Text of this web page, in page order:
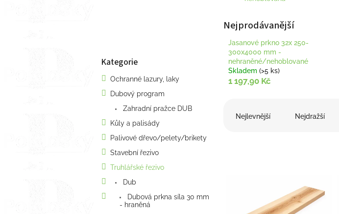
Přeskočit
Kategorie
Ochranné lazury, laky
Dubový program
Zahradní pražce DUB
Kůly a palisády
Palivové dřevo/pelety/brikety
Stavební řezivo
Truhlářské řezivo
Dub
Dubová prkna síla 30 mm
- hraněná
Nejprodávanější
Jasanové prkno 32x 250-
300x4000 mm -
nehraněné/nehoblované
Skladem (>5 ks)
1 197,90 Kč
Nejlevnější Nejdražší